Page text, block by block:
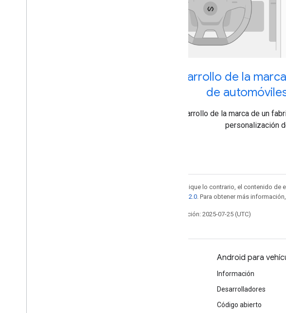
Desarrollo de la
de
Desarrollo de la marca de un
personalización
Salvo que se indique lo contrario, el contenido de
licencia Apache 2.0 . Para obtener más
Última actualización: 2025-07-25 (UTC)
Android para
Información
Desarrolladores
Código abierto